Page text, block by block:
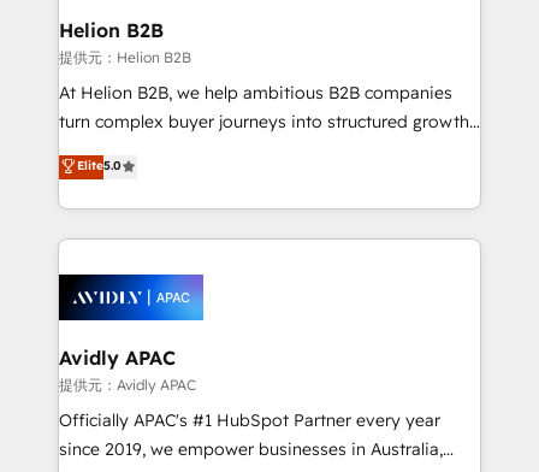
traffic, generates better leads and crushes your
revenue goals. We've worked with thousands of
HubSpot customers and we'd love to work with you
too! Clients come to us for: Advanced CRM solutions
HubSpot Data System Migrations between systems
to HubSpot New lead generation strategies Time-
website development Award-winning creative
Helion B2B
提供元：Helion B2B
At Helion B2B, we help ambitious B2B companies
turn complex buyer journeys into structured growth
engines. With deep experience in B2B SaaS,
manufacturing, FinTech, MedTech, and consulting, we
specialize in lead generation and aligning marketing
and sales around the customer. As a HubSpot Elite
migrations, integrations, and process mapping. Our
approach is hands-on and collaborative, rooted in
real industry insight and a deep understanding of
B2B challenges. From onboarding to enterprise CRM
migrations, we help you unlock value across every
hub. Because we don’t just implement tools – we
Elite5.0
Avidly APAC
提供元：Avidly APAC
Officially APAC's #1 HubSpot Partner every year
since 2019, we empower businesses in Australia,